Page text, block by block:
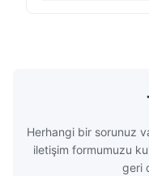
Herhangi bir sorunuz
iletişim formumuzu
geri